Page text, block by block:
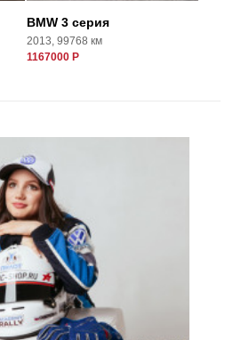
BMW 3 серия
2013, 99768 км
1167000 Р